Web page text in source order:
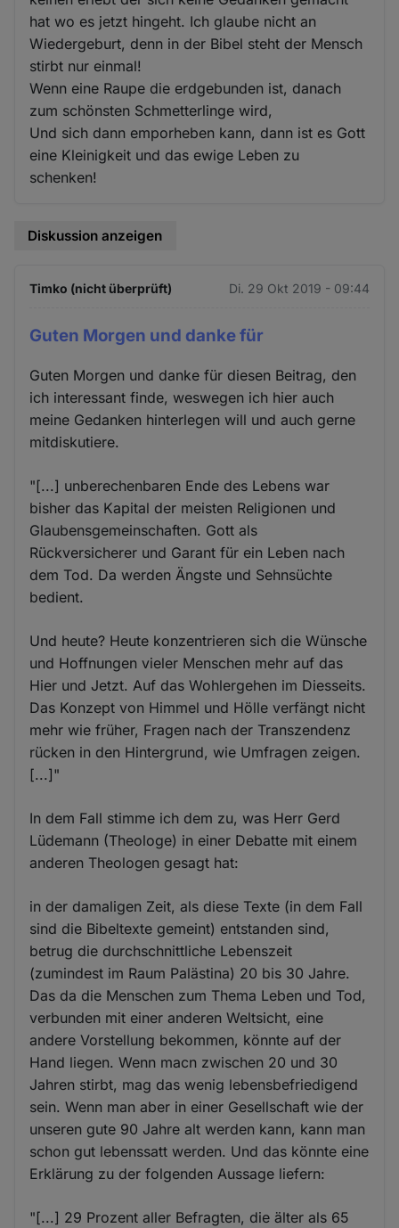
hat wo es jetzt hingeht. Ich glaube nicht an
Wiedergeburt, denn in der Bibel steht der Mensch
stirbt nur einmal!
Wenn eine Raupe die erdgebunden ist, danach
zum schönsten Schmetterlinge wird,
Und sich dann emporheben kann, dann ist es Gott
eine Kleinigkeit und das ewige Leben zu
schenken!
Diskussion anzeigen
Timko (nicht überprüft) Di. 29 Okt 2019 - 09:44
Guten Morgen und danke für
Guten Morgen und danke für diesen Beitrag, den
ich interessant finde, weswegen ich hier auch
meine Gedanken hinterlegen will und auch gerne
mitdiskutiere.
"[...] unberechenbaren Ende des Lebens war
bisher das Kapital der meisten Religionen und
Glaubensgemeinschaften. Gott als
Rückversicherer und Garant für ein Leben nach
dem Tod. Da werden Ängste und Sehnsüchte
bedient.
Und heute? Heute konzentrieren sich die Wünsche
und Hoffnungen vieler Menschen mehr auf das
Hier und Jetzt. Auf das Wohlergehen im Diesseits.
Das Konzept von Himmel und Hölle verfängt nicht
mehr wie früher, Fragen nach der Transzendenz
rücken in den Hintergrund, wie Umfragen zeigen.
[...]"
In dem Fall stimme ich dem zu, was Herr Gerd
Lüdemann (Theologe) in einer Debatte mit einem
anderen Theologen gesagt hat:
in der damaligen Zeit, als diese Texte (in dem Fall
sind die Bibeltexte gemeint) entstanden sind,
betrug die durchschnittliche Lebenszeit
(zumindest im Raum Palästina) 20 bis 30 Jahre.
Das da die Menschen zum Thema Leben und Tod,
verbunden mit einer anderen Weltsicht, eine
andere Vorstellung bekommen, könnte auf der
Hand liegen. Wenn macn zwischen 20 und 30
Jahren stirbt, mag das wenig lebensbefriedigend
sein. Wenn man aber in einer Gesellschaft wie der
unseren gute 90 Jahre alt werden kann, kann man
schon gut lebenssatt werden. Und das könnte eine
Erklärung zu der folgenden Aussage liefern:
"[...] 29 Prozent aller Befragten, die älter als 65